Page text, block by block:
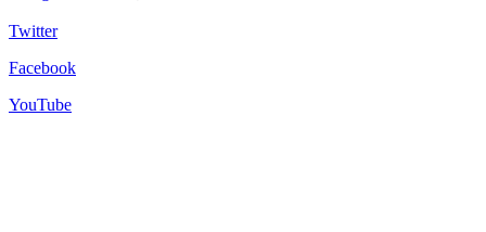
Twitter
Facebook
YouTube